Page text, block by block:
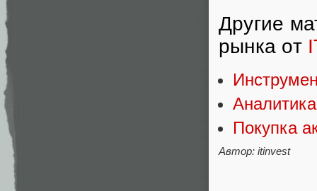
Другие
рынка от
Покупка
Автор: itinvest